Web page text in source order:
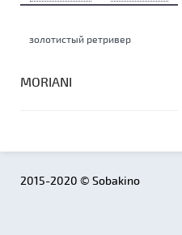
MORIANI
2015-2020 © Sobakino